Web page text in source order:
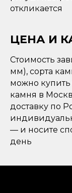
откликается
ЦЕНА И
Стоимость
мм), сорта
можно купить
камня в
доставку по
— и носите
день